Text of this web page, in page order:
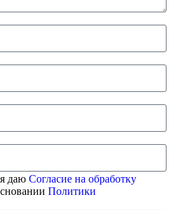
даю Согласие на обработку
Политики